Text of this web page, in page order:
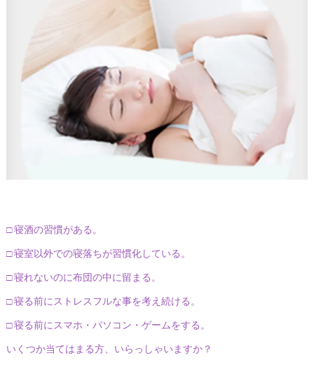
□ 寝酒の習慣がある。
□ 寝室以外での寝落ちが習慣化している。
□ 寝れないのに布団の中に留まる。
□ 寝る前にストレスフルな事を考え続ける。
□ 寝る前にスマホ・パソコン・ゲームをする。
いくつか当てはまる方、いらっしゃいますか？